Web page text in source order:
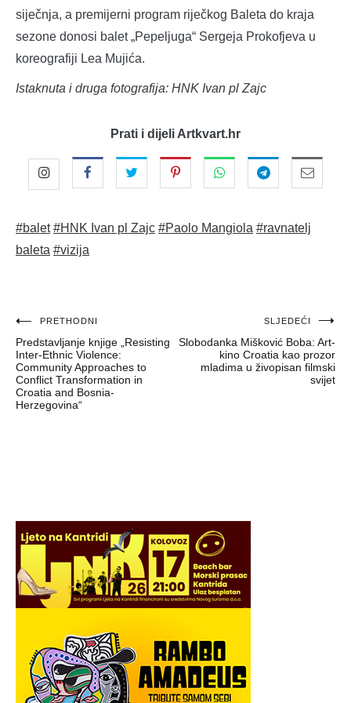
siječnja, a premijerni program riječkog Baleta do kraja
sezone donosi balet „Pepeljuga“ Sergeja Prokofjeva u
koreografiji Lea Mujića.
Istaknuta i druga fotografija: HNK Ivan pl Zajc
Prati i dijeli Artkvart.hr
#balet #HNK Ivan pl Zajc #Paolo Mangiola #ravnatelj
baleta #vizija
Navigacija
objava
PRETHODNI
Predstavljanje knjige „Resisting
Inter-Ethnic Violence:
Community Approaches to
Conflict Transformation in
Croatia and Bosnia-
Herzegovina“
SLJEDEĆI
Slobodanka Mišković Boba: Art-
kino Croatia kao prozor
mladima u živopisan filmski
svijet